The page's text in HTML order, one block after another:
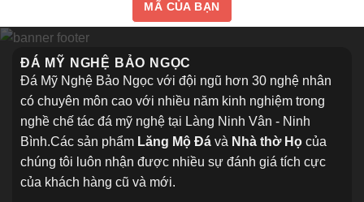
MÃ CỦA BẠN
ĐÁ MỸ NGHỆ BẢO NGỌC
Đá Mỹ Nghệ Bảo Ngọc với đội ngũ hơn 30 nghệ nhân
có chuyên môn cao với nhiều năm kinh nghiệm trong
nghề chế tác đá mỹ nghệ tại Làng Ninh Vân - Ninh
Bình.Các sản phẩm Lăng Mộ Đá và Nhà thờ Họ của
chúng tôi luôn nhận được nhiều sự đánh giá tích cực
của khách hàng cũ và mới.